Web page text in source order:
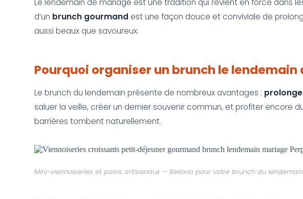
Le lendemain de mariage est une tradition qui revient en force dans
d’un brunch gourmand est une façon douce et conviviale de
aussi beaux que savoureux.
Pourquoi organiser un brunch le lendemain
Le brunch du lendemain présente de nombreux avantages :
saluer la veille, créer un dernier souvenir commun, et profiter encore
barrières tombent naturellement.
Mini-viennoiseries et pains artisanaux — Belloria pour votre brunch du